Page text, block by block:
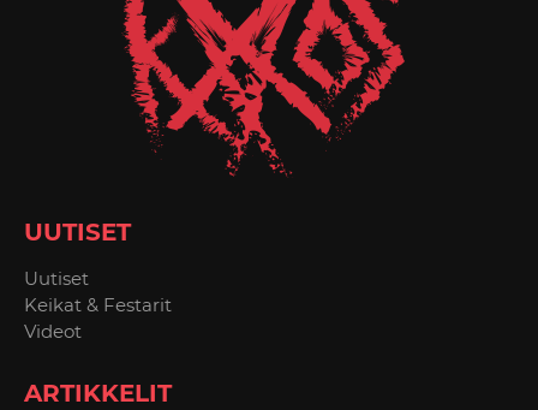
UUTISET
Uutiset
Keikat & Festarit
Videot
ARTIKKELIT